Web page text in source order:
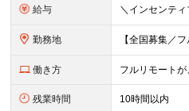
給与
勤務地
働き方 フルリモートが
残業時間 10時間以内